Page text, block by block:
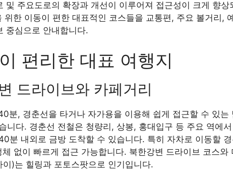
및 주요도로의 확장과 개선이 이루어져 접근성이 크게 향상
위한 이동이 편한 대표적인 코스들을 교통편, 주요 볼거리,
중심으로 안내합니다.
편리한 대표 여행지
드라이브와 카페거리
분, 경춘선을 타거나 자가용을 이용해 쉽게 접근할 수 있는
니다. 경춘선 전철은 청량리, 상봉, 홍대입구 등 주요 역에
분 내외로 금방 도착할 수 있습니다. 특히 자차로 이동할
없이 빠르게 접근 가능합니다. 북한강변 드라이브 코스와
)는 힐링과 포토스팟으로 인기입니다.